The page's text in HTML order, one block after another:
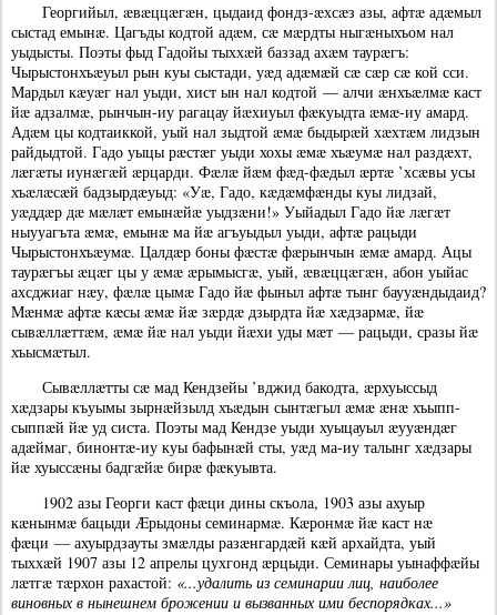
Георгийыл, æвæццæгæн, цыдаид фондз-æхсæз азы, афтæ адæмыл
сыстад емынæ. Цагъды кодтой адæм, сæ мæрдты ныгæныхъом нал
уыдысты. Поэты фыд Гадойы тыххæй баззад ахæм таурæгъ:
Чырыстонхъæуыл рын куы сыстади, уæд адæмæй сæ сæр сæ кой сси.
Мардыл кæуæг нал уыди, хист ын нал кодтой — алчи æнхъæлмæ каст
йæ адзалмæ, рынчын-иу рагацау йæхиуыл фæкуыдта æмæ-иу амард.
Адæм цы кодтаиккой, уый нал зыдтой æмæ быдырæй хæхтæм лидзын
райдыдтой. Гадо уыцы рæстæг уыди хохы æмæ хъæумæ нал раздæхт,
лæгæты иунæгæй æрцарди. Фæлæ йæм фæд-фæдыл æртæ ’хсæвы усы
хъæлæсæй бадзырдæуыд: «Уæ, Гадо, кæдæмфæнды куы лидзай,
уæддæр дæ мæлæт емынæйæ уыдзæни!» Уыйадыл Гадо йæ лæгæт
ныууагъта æмæ, емынæ ма йæ агъуыдыл уыди, афтæ рацыди
Чырыстонхъæумæ. Цалдæр боны фæстæ фæрынчын æмæ амард. Ацы
таурæгъы æцæг цы у æмæ æрымысгæ, уый, æвæццæгæн, абон уыйас
ахсджиаг нæу, фæлæ цымæ Гадо йæ фыныл афтæ тынг баууæндыдаид?
Мæнмæ афтæ кæсы æмæ йæ зæрдæ дзырдта йæ хæдзармæ, йæ
сывæллæттæм, æмæ йæ нал уыди йæхи уды мæт — рацыди, сразы йæ
хъысмæтыл.
Сывæллæтты сæ мад Кендзейы ’вджид бакодта, æрхуыссыд
хæдзары къуымы зырнæйзылд хъæдын сынтæгыл æмæ æнæ хъыпп-
сыппæй йæ уд систа. Поэты мад Кендзе уыди хуыцауыл æууæндæг
адæймаг, бинонтæ-иу куы бафынæй сты, уæд ма-иу талынг хæдзары
йæ хуыссæны бадгæйæ бирæ фæкуывта.
1902 азы Георги каст фæци дины скъола, 1903 азы ахуыр
кæнынмæ бацыди Æрыдоны семинармæ. Кæронмæ йæ каст нæ
фæци — ахуырдзауты змæлды разæнгардæй кæй архайдта, уый
тыххæй 1907 азы 12 апрелы цухгонд æрцыди. Семинары уынаффæйы
лæтгæ тæрхон рахастой: «...удалить из семинарии лиц, наиболее
виновных в нынешнем брожении и вызванных ими беспорядках...»